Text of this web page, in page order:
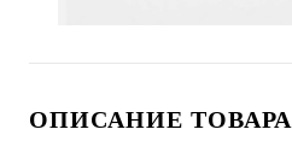
ОПИСАНИЕ ТОВАРА